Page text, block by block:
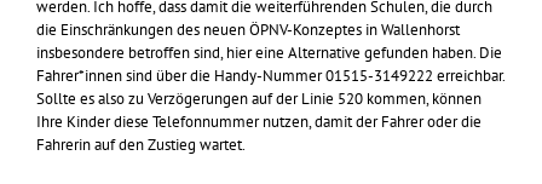
werden. Ich hoffe, dass damit die weiterführenden Schulen, die durch
die Einschränkungen des neuen ÖPNV-Konzeptes in Wallenhorst
insbesondere betroffen sind, hier eine Alternative gefunden haben. Die
Fahrer*innen sind über die Handy-Nummer 01515-3149222 erreichbar.
Sollte es also zu Verzögerungen auf der Linie 520 kommen, können
Ihre Kinder diese Telefonnummer nutzen, damit der Fahrer oder die
Fahrerin auf den Zustieg wartet.